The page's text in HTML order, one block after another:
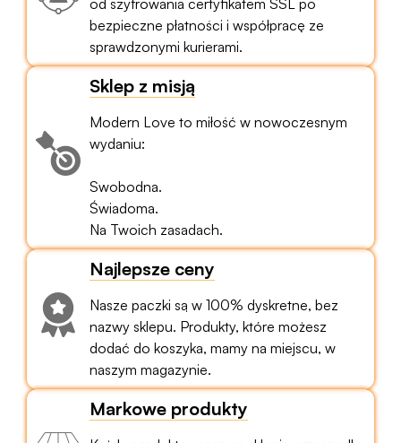
od szyfrowania certyfikatem SSL po
bezpieczne płatności i współpracę ze
sprawdzonymi kurierami.
Sklep z misją
Modern Love to miłość w nowoczesnym
wydaniu:
Swobodna.
Świadoma.
Na Twoich zasadach.
Najlepsze ceny
Nasze paczki są w 100% dyskretne, bez
nazwy sklepu. Produkty, które możesz
dodać do koszyka, mamy na miejscu, w
naszym magazynie.
Markowe produkty